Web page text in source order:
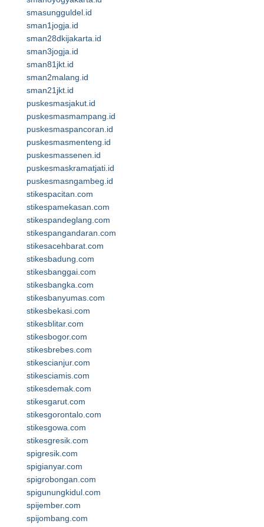
smasungguldel.id
sman1jogja.id
sman28dkijakarta.id
sman3jogja.id
sman81jkt.id
sman2malang.id
sman21jkt.id
puskesmasjakut.id
puskesmasmampang.id
puskesmaspancoran.id
puskesmasmenteng.id
puskesmassenen.id
puskesmaskramatjati.id
puskesmasngambeg.id
stikespacitan.com
stikespamekasan.com
stikespandeglang.com
stikespangandaran.com
stikesacehbarat.com
stikesbadung.com
stikesbanggai.com
stikesbangka.com
stikesbanyumas.com
stikesbekasi.com
stikesblitar.com
stikesbogor.com
stikesbrebes.com
stikescianjur.com
stikesciamis.com
stikesdemak.com
stikesgarut.com
stikesgorontalo.com
stikesgowa.com
stikesgresik.com
spigresik.com
spigianyar.com
spigrobongan.com
spigunungkidul.com
spijember.com
spijombang.com